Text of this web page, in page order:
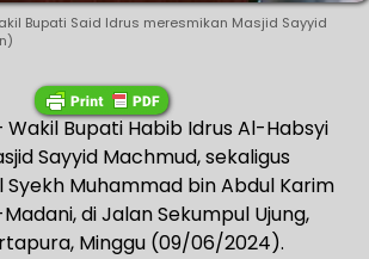
Bupati Said Idrus meresmikan Masjid Sayyid
Wakil Bupati Habib Idrus Al-Habsyi
Sayyid Machmud, sekaligus
Muhammad bin Abdul Karim
di Jalan Sekumpul Ujung,
Minggu (09/06/2024).